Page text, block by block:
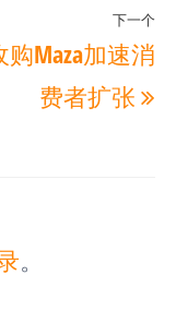
下
下一个
购Maza加速消
费者扩张
。